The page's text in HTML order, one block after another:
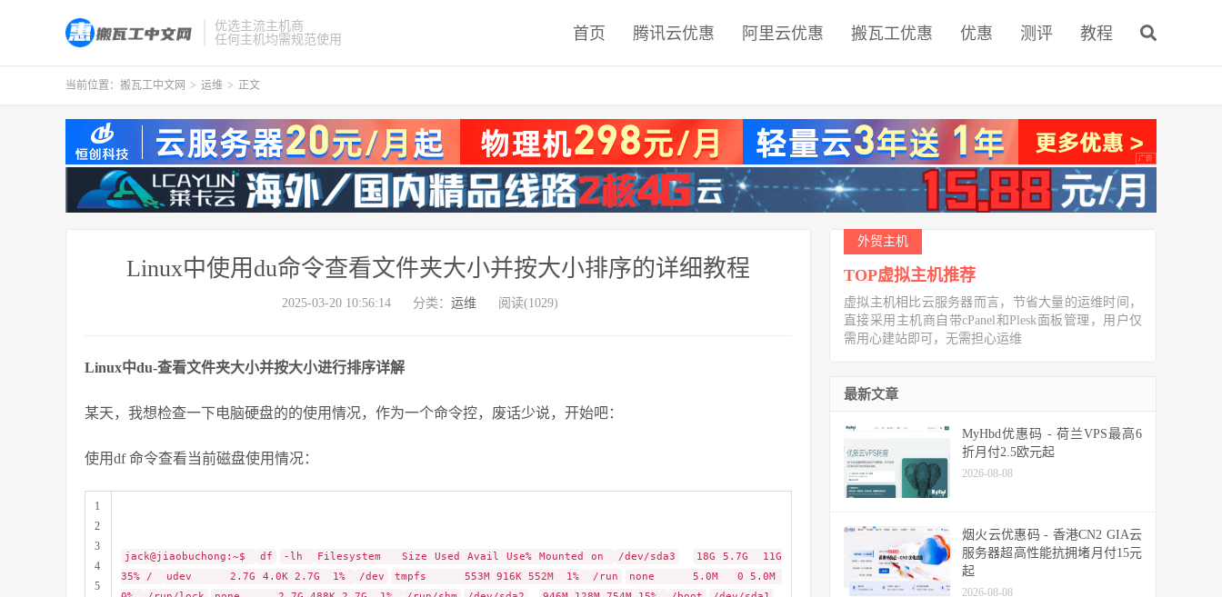
优选主流主机商
任何主机均需规范使用
首页 腾讯云优惠 阿里云优惠 搬瓦工优惠 优惠 测评 教程
当前位置： 搬瓦工中文网 > 运维 > 正文
Linux中使用du命令查看文件夹大小并按大小排序的详细教程
2025-03-20 10:56:14 分类： 运维 阅读(1029)
Linux中du-查看文件夹大小并按大小进行排序详解
某天，我想检查一下电脑硬盘的的使用情况，作为一个命令控，废话少说，开始吧：
使用df 命令查看当前磁盘使用情况：
1
2
3
4
5
jack@jiaobuchong:~$ df -lh Filesystem Size Used Avail Use% Mounted on /dev/sda3
18G 5.7G 11G
35% /
udev 2.7G 4.0K 2.7G 1% /dev tmpfs 553M 916K 552M 1% /run
none 5.0M 0 5.0M
外贸主机
TOP虚拟主机推荐
虚拟主机相比云服务器而言，节省大量的运维时间，
直接采用主机商自带cPanel和Plesk面板管理，用户仅
需用心建站即可，无需担心运维
最新文章
MyHbd优惠码 - 荷兰VPS最高6
折月付2.5欧元起
2026-08-08
烟火云优惠码 - 香港CN2 GIA云
服务器超高性能抗拥堵月付15元
起
2026-08-08